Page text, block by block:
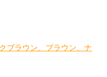
ブラウン、ブラウン、ナ